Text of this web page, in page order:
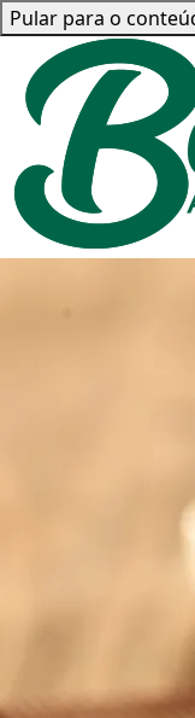
Pular para o
Bem Brasil para